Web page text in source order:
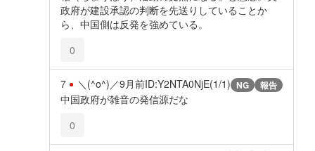
政府が建設承認の判断を先送りしていることか
ら、中国側は反発を強めている。
0
7 ＼(^o^)／9月前ID:Y2NTA0NjE(1/1) NG 報告
中国政府が雑音の発信源だな
0